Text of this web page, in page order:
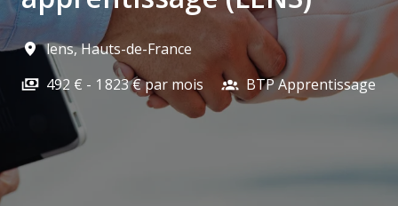
lens,Hauts-de-France
492 € - 1 823 € par mois
BTP Apprentissage